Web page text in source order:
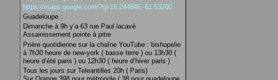
https://maps.google.com/?q=16.244846,-61.53200
Guadeloupe :
Dimanche à 9h y’a 63 rue Paul lacavé
Assainissement pointe à pitre
Prière quotidienne sur la chaîne YouTube : bishopelie
à 7h30 heure de new-york ( basse terre ) ou 13h30 (
heure d’été paris ) ou 12h30 ( heure d’hiver paris )
Tous les jours sur Teleantilles 20h ( Paris)